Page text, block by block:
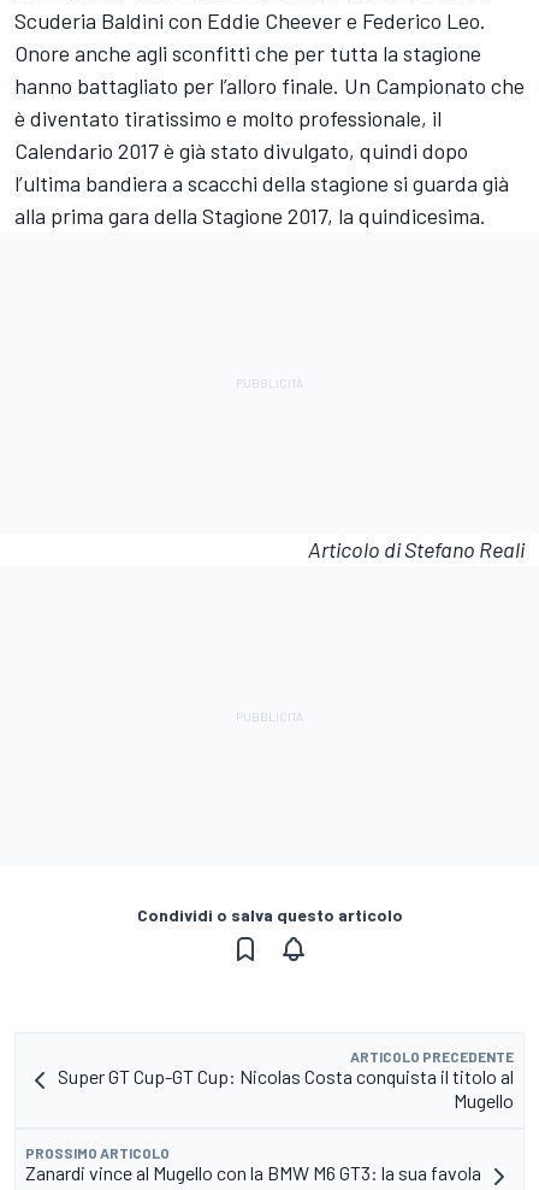
Scuderia Baldini con Eddie Cheever e Federico Leo.
Onore anche agli sconfitti che per tutta la stagione
hanno battagliato per l’alloro finale. Un Campionato che
è diventato tiratissimo e molto professionale, il
Calendario 2017 è già stato divulgato, quindi dopo
l’ultima bandiera a scacchi della stagione si guarda già
alla prima gara della Stagione 2017, la quindicesima.
Articolo di Stefano Reali
Condividi o salva questo articolo
ARTICOLO PRECEDENTE
Super GT Cup-GT Cup: Nicolas Costa conquista il titolo al
Mugello
PROSSIMO ARTICOLO
Zanardi vince al Mugello con la BMW M6 GT3: la sua favola